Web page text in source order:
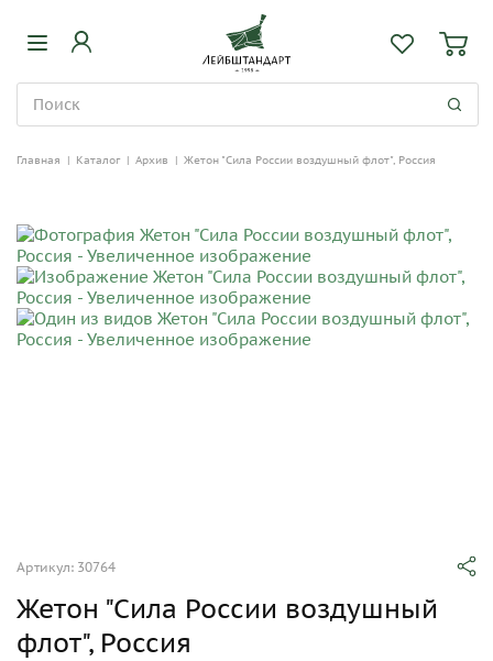
Главная | Каталог | Архив | Жетон "Сила России воздушный флот", Россия
Артикул: 30764
Жетон "Сила России воздушный
флот", Россия